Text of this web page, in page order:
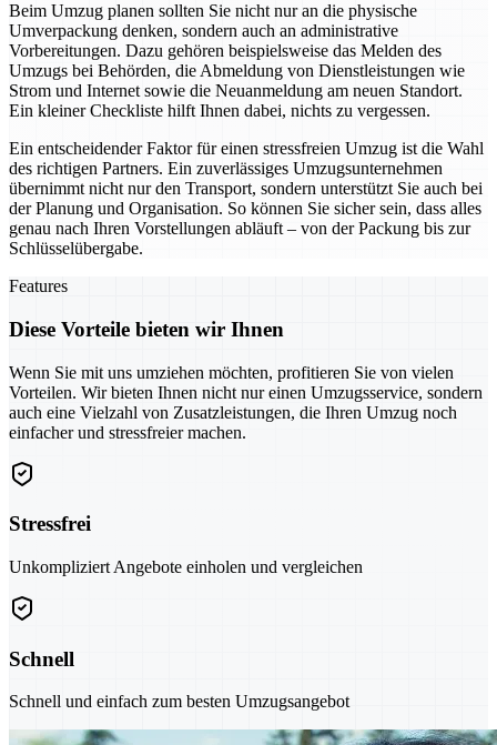
Beim Umzug planen sollten Sie nicht nur an die physische
Umverpackung denken, sondern auch an administrative
Vorbereitungen. Dazu gehören beispielsweise das Melden des
Umzugs bei Behörden, die Abmeldung von Dienstleistungen wie
Strom und Internet sowie die Neuanmeldung am neuen Standort.
Ein kleiner Checkliste hilft Ihnen dabei, nichts zu vergessen.
Ein entscheidender Faktor für einen stressfreien Umzug ist die Wahl
des richtigen Partners. Ein zuverlässiges Umzugsunternehmen
übernimmt nicht nur den Transport, sondern unterstützt Sie auch bei
der Planung und Organisation. So können Sie sicher sein, dass alles
genau nach Ihren Vorstellungen abläuft – von der Packung bis zur
Schlüsselübergabe.
Features
Diese Vorteile bieten wir Ihnen
Wenn Sie mit uns umziehen möchten, profitieren Sie von vielen
Vorteilen. Wir bieten Ihnen nicht nur einen Umzugsservice, sondern
auch eine Vielzahl von Zusatzleistungen, die Ihren Umzug noch
einfacher und stressfreier machen.
Stressfrei
Unkompliziert Angebote einholen und vergleichen
Schnell
Schnell und einfach zum besten Umzugsangebot